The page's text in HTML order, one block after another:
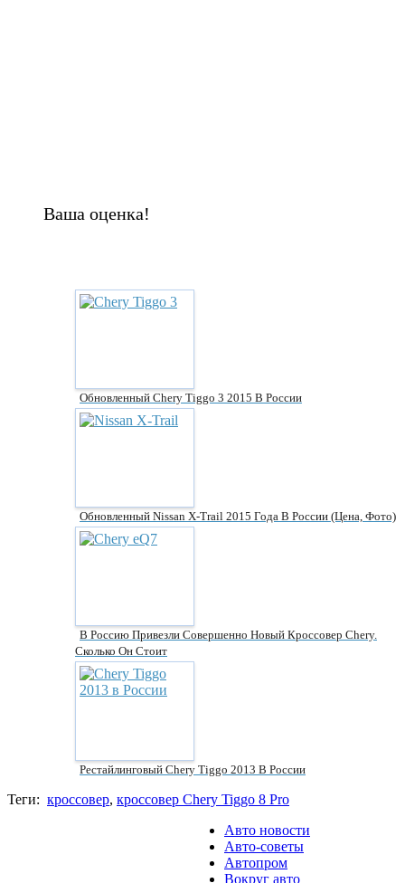
Ваша оценка!
Обновленный Chery Tiggo 3 2015 В России
Обновленный Nissan X-Trail 2015 Года В России (цена, Фото)
В Россию Привезли Совершенно Новый Кроссовер Chery.
Сколько Он Стоит
Рестайлинговый Chery Tiggo 2013 В России
Теги: кроссовер, кроссовер Chery Tiggo 8 Pro
Авто новости
Авто-советы
Автопром
Вокруг авто